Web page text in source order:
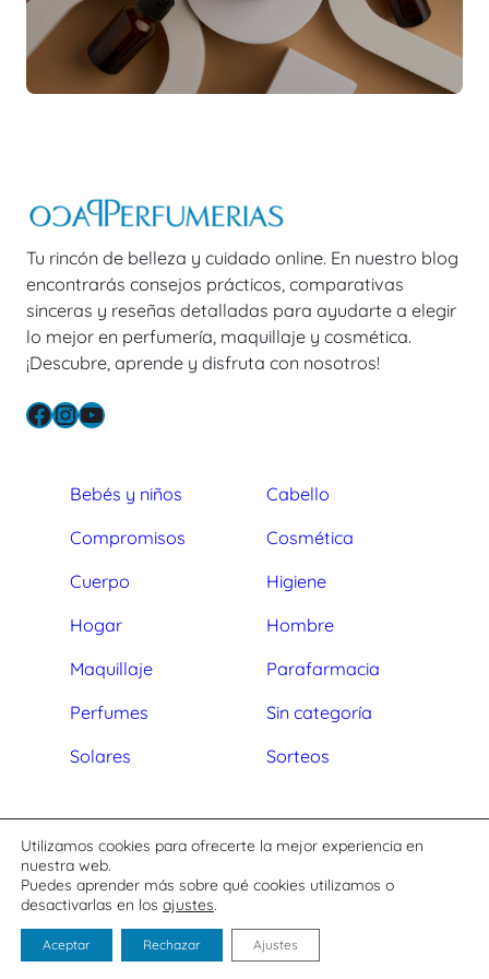
Tu rincón de belleza y cuidado online. En nuestro blog
encontrarás consejos prácticos, comparativas
sinceras y reseñas detalladas para ayudarte a elegir
lo mejor en perfumería, maquillaje y cosmética.
¡Descubre, aprende y disfruta con nosotros!
Facebook InstagramYouTube
Bebés y niños
Cabello
Compromisos
Cosmética
Cuerpo
Higiene
Hogar
Hombre
Maquillaje
Parafarmacia
Perfumes
Sin categoría
Solares
Sorteos
Copyright © 2026
Aviso legal
Política de privacidad
Política de cookies
Utilizamos cookies para ofrecerte la mejor experiencia en
nuestra web.
Puedes aprender más sobre qué cookies utilizamos o
desactivarlas en los ajustes.
Aceptar Rechazar Ajustes